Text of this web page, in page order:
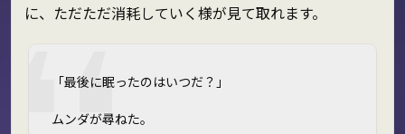
に、ただただ消耗していく様が見て取れます。
「最後に眠ったのはいつだ？」
ムンダが尋ねた。